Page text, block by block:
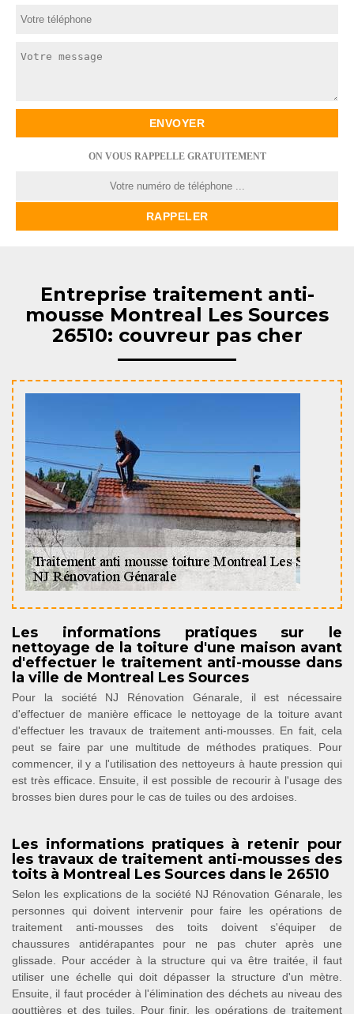
ON VOUS RAPPELLE GRATUITEMENT
Entreprise traitement anti-
mousse Montreal Les Sources
26510: couvreur pas cher
Les informations pratiques sur le
nettoyage de la toiture d'une maison avant
d'effectuer le traitement anti-mousse dans
la ville de Montreal Les Sources
Pour la société NJ Rénovation Génarale, il est nécessaire
d'effectuer de manière efficace le nettoyage de la toiture avant
d'effectuer les travaux de traitement anti-mousses. En fait, cela
peut se faire par une multitude de méthodes pratiques. Pour
commencer, il y a l'utilisation des nettoyeurs à haute pression qui
est très efficace. Ensuite, il est possible de recourir à l'usage des
brosses bien dures pour le cas de tuiles ou des ardoises.
Les informations pratiques à retenir pour
les travaux de traitement anti-mousses des
toits à Montreal Les Sources dans le 26510
Selon les explications de la société NJ Rénovation Génarale, les
personnes qui doivent intervenir pour faire les opérations de
traitement anti-mousses des toits doivent s'équiper de
chaussures antidérapantes pour ne pas chuter après une
glissade. Pour accéder à la structure qui va être traitée, il faut
utiliser une échelle qui doit dépasser la structure d'un mètre.
Ensuite, il faut procéder à l'élimination des déchets au niveau des
gouttières et des tuiles. Pour finir, les opérations de traitement